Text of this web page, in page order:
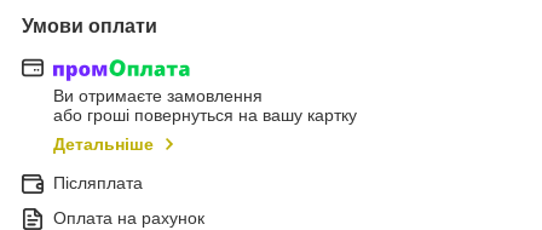
Умови оплати
Ви отримаєте замовлення
або гроші повернуться на вашу картку
Детальніше
Післяплата
Оплата на рахунок